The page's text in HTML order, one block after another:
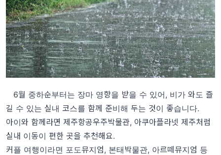
6월 중하순부터는 장마 영향을 받을 수 있어, 비가 와도 즐
길 수 있는 실내 코스를 함께 준비해 두는 것이 좋습니다.
아이와 함께라면 제주항공우주박물관, 아쿠아플라넷 제주처럼
실내 이동이 편한 곳을 추천해요.
커플 여행이라면 포도뮤지엄, 본태박물관, 아르떼뮤지엄 등